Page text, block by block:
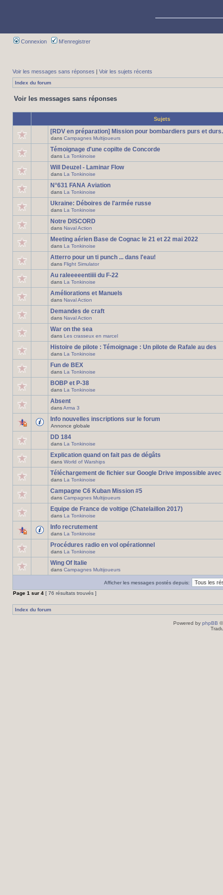
Connexion M’enregistrer
Voir les messages sans réponses | Voir les sujets récents
Index du forum
Voir les messages sans réponses
Sujets
[RDV en préparation] Mission pour bombardiers purs et durs.
dans Campagnes Multijoueurs
Témoignage d'une copilte de Concorde
dans La Tonkinoise
Will Deuzel - Laminar Flow
dans La Tonkinoise
N°631 FANA Aviation
dans La Tonkinoise
Ukraine: Déboires de l'armée russe
dans La Tonkinoise
Notre DISCORD
dans Naval Action
Meeting aérien Base de Cognac le 21 et 22 mai 2022
dans La Tonkinoise
Atterro pour un ti punch ... dans l'eau!
dans Flight Simulator
Au raleeeeentiiii du F-22
dans La Tonkinoise
Améliorations et Manuels
dans Naval Action
Demandes de craft
dans Naval Action
War on the sea
dans Les crasseux en marcel
Histoire de pilote : Témoignage : Un pilote de Rafale au des
dans La Tonkinoise
Fun de BEX
dans La Tonkinoise
BOBP et P-38
dans La Tonkinoise
Absent
dansArma 3
Info nouvelles inscriptions sur le forum
Annonce globale
DD 184
dans La Tonkinoise
Explication quand on fait pas de dégâts
dans World of Warships
Téléchargement de fichier sur Google Drive impossible avec
dans La Tonkinoise
Campagne C6 Kuban Mission #5
dans Campagnes Multijoueurs
Equipe de France de voltige (Chatelaillon 2017)
dans La Tonkinoise
Info recrutement
dans La Tonkinoise
Procédures radio en vol opérationnel
dans La Tonkinoise
Wing Of Italie
dans Campagnes Multijoueurs
Afficher les messages postés depuis:
Page 1 sur 4 [ 76 résultats trouvés ]
Index du forum
Powered by phpBB